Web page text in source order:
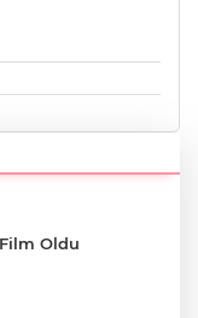
Oldu